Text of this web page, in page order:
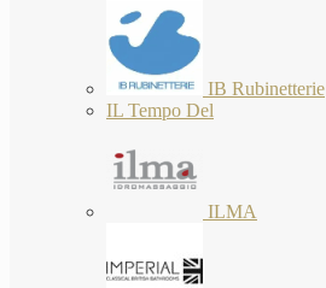
IB Rubinetterie
IL Tempo Del
ILMA